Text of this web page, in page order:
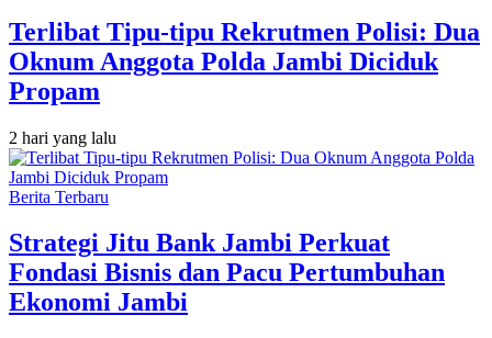
Terlibat Tipu-tipu Rekrutmen Polisi: Dua
Oknum Anggota Polda Jambi Diciduk
Propam
2 hari yang lalu
Berita Terbaru
Strategi Jitu Bank Jambi Perkuat
Fondasi Bisnis dan Pacu Pertumbuhan
Ekonomi Jambi